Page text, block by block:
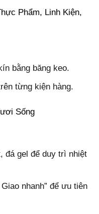
Phẩm, Linh Kiện,
bằng băng keo.
từng kiện hàng.
Sống
đá gel để duy trì nhiệt
nhanh” để ưu tiên